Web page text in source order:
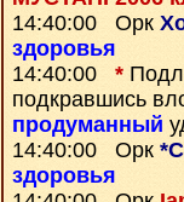
14:40:00 Орк
здоровья
14:40:00 *
подкравшись
продуманный
14:40:00 Орк
здоровья